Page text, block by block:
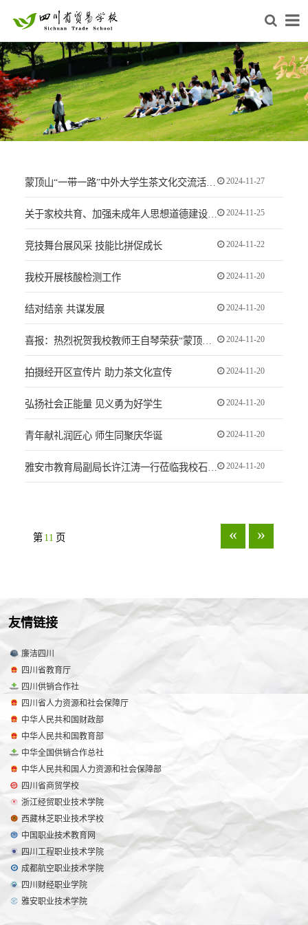
2024-11-27
2024-11-25
竞技舞台展风采 技能比拼促成长 2024-11-22
我校开展核酸检测工作 2024-11-20
结对结亲 共谋发展 2024-11-20
2024-11-20
拍摄经开区宣传片 助力茶文化宣传 2024-11-20
弘扬社会正能量 见义勇为好学生 2024-11-20
青年献礼润匠心 师生同聚庆华诞 2024-11-20
2024-11-20
第11 页 « »
友情链接
廉洁四川
四川省教育厅
四川供销合作社
四川省人力资源和社会保障厅
中华人民共和国财政部
中华人民共和国教育部
中华全国供销合作总社
中华人民共和国人力资源和社会保障部
四川省商贸学校
浙江经贸职业技术学院
西藏林芝职业技术学校
中国职业技术教育网
四川工程职业技术学院
成都航空职业技术学院
四川财经职业学院
雅安职业技术学院